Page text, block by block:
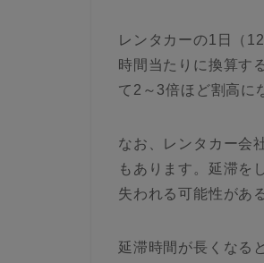
レンタカーの1日（
時間当たりに換算す
て2～3倍ほど割高に
なお、レンタカー会
もあります。延滞を
失われる可能性があ
延滞時間が長くなる